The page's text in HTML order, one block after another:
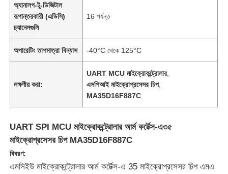
পণ্য
অ্যানালগ-টু-ডিজিটাল
রূপান্তরকারী (এডিসি)
চ্যানেলগুলি
16 পর্যন্ত
অপারেটিং তাপমাত্রা বিন্যাস -40°C থেকে 125°C
লক্ষণীয় করা:
UART MCU মাইক্রোকন্ট্রোলার,
এসপিআই মাইক্রোপ্রসেসর চিপ,
MA35D16F887C
UART SPI MCU মাইক্রোকন্ট্রোলার আর্ম কর্টেক্স-এ৩৫
মাইক্রোপ্রসেসর চিপ MA35D16F887C
বিবরণ:
এমসিইউ মাইক্রোকন্ট্রোলার আর্ম কর্টেক্স-এ 35 মাইক্রোপ্রসেসর চিপ এমএ